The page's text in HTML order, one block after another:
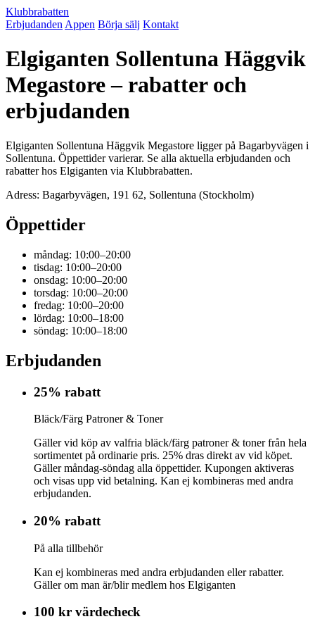
Klubbrabatten
Erbjudanden Appen Börja sälj Kontakt
Elgiganten Sollentuna Häggvik
Megastore – rabatter och
erbjudanden
Elgiganten Sollentuna Häggvik Megastore ligger på Bagarbyvägen i
Sollentuna. Öppettider varierar. Se alla aktuella erbjudanden och
rabatter hos Elgiganten via Klubbrabatten.
Adress: Bagarbyvägen, 191 62, Sollentuna (Stockholm)
Öppettider
måndag: 10:00–20:00
tisdag: 10:00–20:00
onsdag: 10:00–20:00
torsdag: 10:00–20:00
fredag: 10:00–20:00
lördag: 10:00–18:00
söndag: 10:00–18:00
Erbjudanden
25% rabatt
Bläck/Färg Patroner & Toner
Gäller vid köp av valfria bläck/färg patroner & toner från hela
sortimentet på ordinarie pris. 25% dras direkt av vid köpet.
Gäller måndag-söndag alla öppettider. Kupongen aktiveras
och visas upp vid betalning. Kan ej kombineras med andra
erbjudanden.
20% rabatt
På alla tillbehör
Kan ej kombineras med andra erbjudanden eller rabatter.
Gäller om man är/blir medlem hos Elgiganten
100 kr värdecheck